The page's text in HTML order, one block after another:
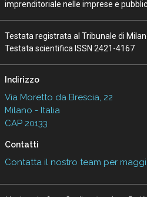
imprenditoriale nelle imprese e
Testata registrata al Tribunale di
Testata scientifica ISSN 2421-4167
Indirizzo
Via Moretto da Brescia, 22
Milano - Italia
CAP 20133
Contatti
Contatta il nostro team per